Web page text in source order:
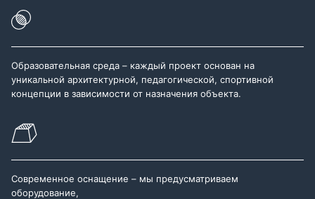
Образовательная среда – каждый проект основан на
уникальной архитектурной, педагогической, спортивной
концепции в зависимости от назначения объекта.
Современное оснащение – мы предусматриваем
оборудование,